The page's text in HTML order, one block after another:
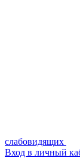
слабовидящих
Вход в личный